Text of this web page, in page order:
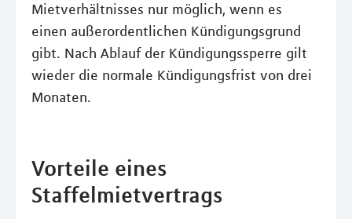
Mietverhältnisses nur möglich, wenn es
einen außerordentlichen Kündigungsgrund
gibt. Nach Ablauf der Kündigungssperre gilt
wieder die normale Kündigungsfrist von drei
Monaten.
Vorteile eines
Staffelmietvertrags